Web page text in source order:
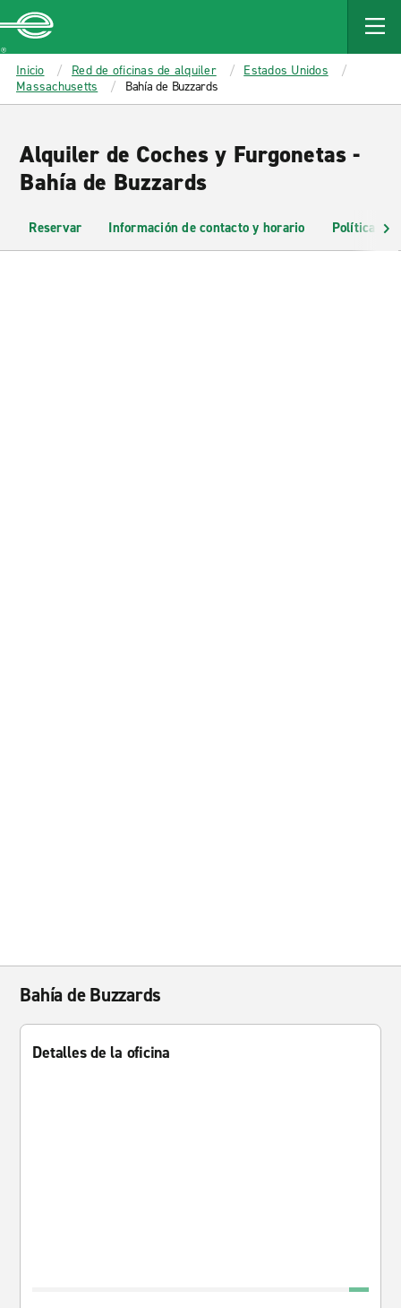
MAIN
CONTENT
Enterprise
Inicio Red de oficinas de alquiler
Estados Unidos
Massachusetts
Bahía de Buzzards
Alquiler de Coches y Furgonetas -
Bahía de Buzzards
Reservar Información de contacto y horario Políticas
Bahía de Buzzards
Detalles de la oficina